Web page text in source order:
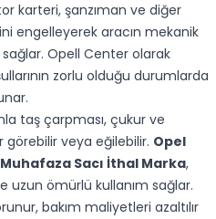
karteri, şanzıman ve diğer
engelleyerek aracın mekanik
sağlar. Opell Center olarak
zorlu olduğu durumlarda
taş çarpması, çukur ve
veya eğilebilir. Opel
Sacı İthal Marka,
uzun ömürlü kullanım sağlar.
bakım maliyetleri azaltılır